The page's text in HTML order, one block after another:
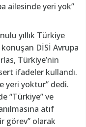
ailesinde yeri yok”
yıllık Türkiye
DİSİ Avrupa
Türkiye’nin
ifadeler kullandı.
yeri yoktur” dedi.
“Türkiye” ve
atıf
görev” olarak